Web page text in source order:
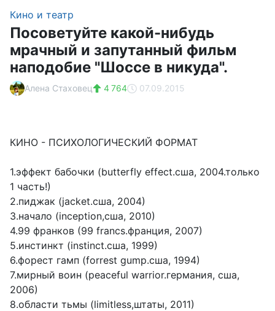
Кино и театр
Посоветуйте какой-нибудь
мрачный и запутанный фильм
наподобие "Шоссе в никуда".
Алена Стаховец 4 764 07.09.2015
КИНО - ПСИХОЛОГИЧЕСКИЙ ФОРМАТ
1.эффект бабочки (butterfly effect.сша, 2004.только
1 часть!)
2.пиджак (jacket.сша, 2004)
3.начало (inception,сша, 2010)
4.99 франков (99 francs.франция, 2007)
5.инстинкт (instinct.сша, 1999)
6.форест гамп (forrest gump.сша, 1994)
7.мирный воин (peaceful warrior.германия, сша,
2006)
8.области тьмы (limitless,штаты, 2011)